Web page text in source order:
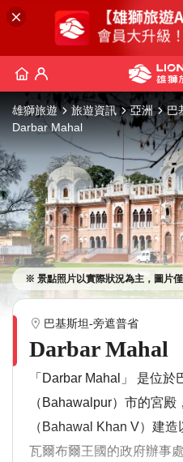
雄獅旅遊 旅遊資訊 亞洲 巴
Darbar Mahal
※ 景點照片以實際狀況為主，圖片僅
巴基斯坦-旁遮普省
Darbar Mahal
「Darbar Mahal」 是位於
（Bahawalpur）市的宮
（Bahawal Khan V）建
瓦爾布爾王國的政府辦事